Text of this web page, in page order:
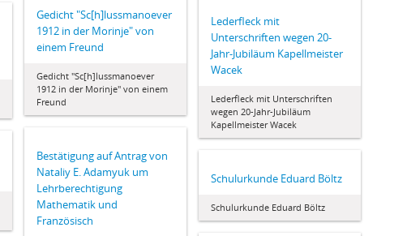
Gedicht "Sc[h]lussmanoever
1912 in der Morinje" von
einem Freund
Gedicht "Sc[h]lussmanoever
1912 in der Morinje" von einem
Freund
Lederfleck mit
Unterschriften wegen 20-
Jahr-Jubiläum Kapellmeister
Wacek
Lederfleck mit Unterschriften
wegen 20-Jahr-Jubiläum
Kapellmeister Wacek
Bestätigung auf Antrag von
Nataliy E. Adamyuk um
Lehrberechtigung
Mathematik und
Französisch
Schulurkunde Eduard Böltz
Schulurkunde Eduard Böltz